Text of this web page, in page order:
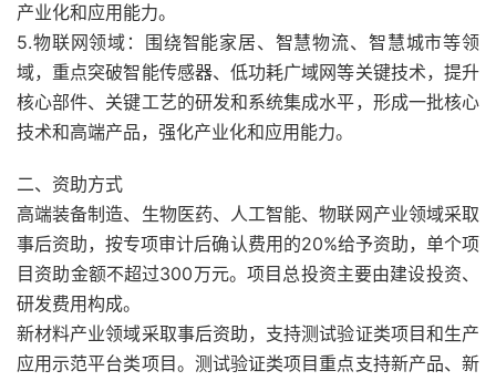
产业化和应用能力。
5.物联网领域：围绕智能家居、智慧物流、智慧城市等领
域，重点突破智能传感器、低功耗广域网等关键技术，提升
核心部件、关键工艺的研发和系统集成水平，形成一批核心
技术和高端产品，强化产业化和应用能力。
二、资助方式
高端装备制造、生物医药、人工智能、物联网产业领域采取
事后资助，按专项审计后确认费用的20%给予资助，单个项
目资助金额不超过300万元。项目总投资主要由建设投资、
研发费用构成。
新材料产业领域采取事后资助，支持测试验证类项目和生产
应用示范平台类项目。测试验证类项目重点支持新产品、新